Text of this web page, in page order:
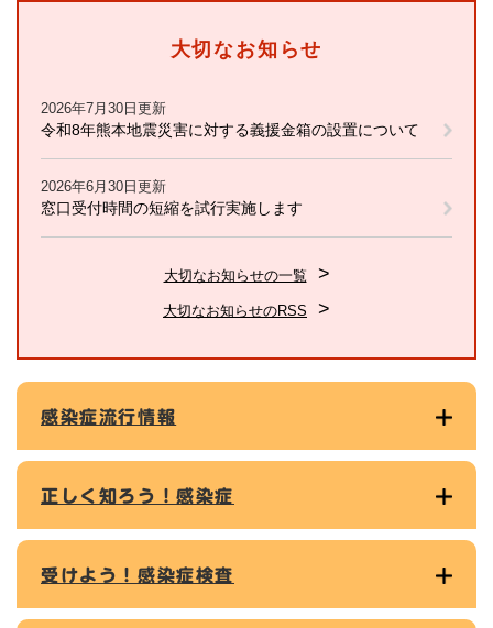
大切なお知らせ
2026年7月30日更新
令和8年熊本地震災害に対する義援金箱の設置について
2026年6月30日更新
窓口受付時間の短縮を試行実施します
大切なお知らせの一覧
大切なお知らせのRSS
感染症流行情報
正しく知ろう！感染症
受けよう！感染症検査